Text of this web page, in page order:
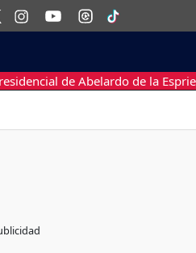
de Abelardo de la